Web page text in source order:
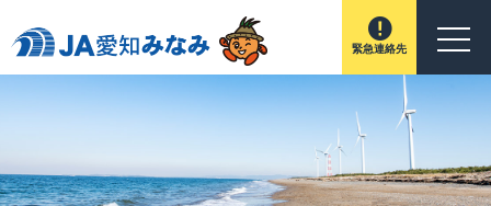
緊急連絡先